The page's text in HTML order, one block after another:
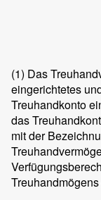
(1) Das
eingerichtetes
Treuhandkonto
das
mit der